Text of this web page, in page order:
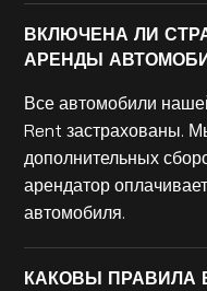
ВКЛЮЧЕНА ЛИ
АРЕНДЫ
Все автомобили
Rent застрахованы.
дополнительных
арендатор
автомобиля.
КАКОВЫ ПРАВИЛА